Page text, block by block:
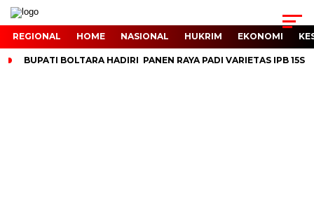
REGIONAL HOME NASIONAL HUKRIM EKONOMI
BUPATI BOLTARA HADIRI PANEN RAYA PADI VARIETAS IPB 15S